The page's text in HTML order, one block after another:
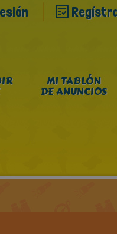
MI TABLÓN
DE ANUNCIOS